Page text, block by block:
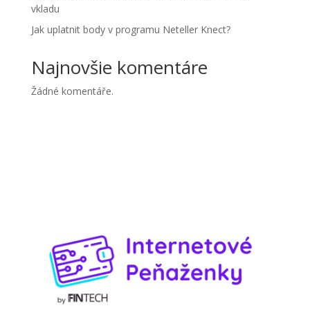
vkladu
Jak uplatnit body v programu Neteller Knect?
Najnovšie komentáre
Žádné komentáře.